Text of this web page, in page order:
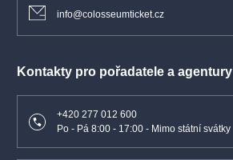
info@colosseumticket.cz
Kontakty pro pořadatele a agentury
+420 277 012 600
Po - Pá 8:00 - 17:00 - Mimo státní svátky